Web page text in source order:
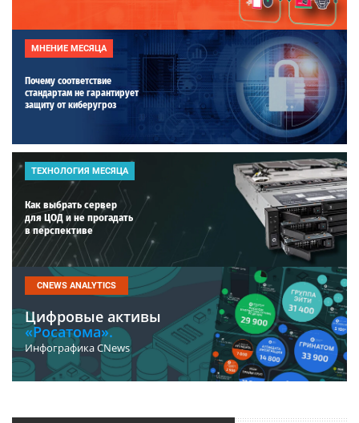
МНЕНИЕ МЕСЯЦА
Почему соответствие
стандартам не гарантирует
защиту от киберугроз
ТЕХНОЛОГИЯ МЕСЯЦА
Как выбрать сервер
для ЦОД и не прогадать
в перспективе
CNEWS ANALYTICS
Цифровые активы
«Росатома».
Инфографика CNews